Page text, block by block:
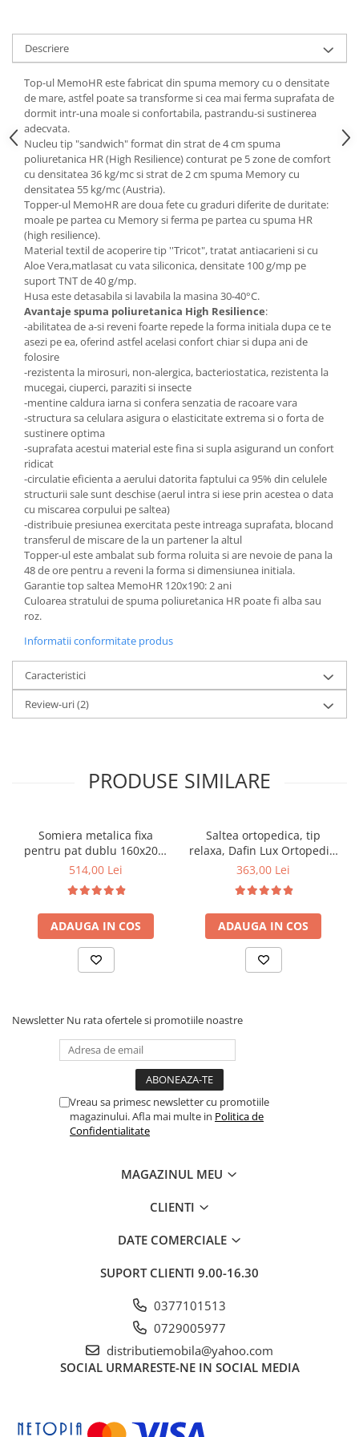
Scaune gradinita
Set mese si scaune gradinita
Mobilier copii
Mobila camera copii
Scaune birou pentru copii
Saltele patuturi copii
Paturi copii
Masa si scaune gradinita
Seturi comode living si dormitor
Descriere
Top-ul MemoHR este fabricat din spuma memory cu o densitate
de mare, astfel poate sa transforme si cea mai ferma suprafata de
dormit intr-una moale si confortabila, pastrandu-si sustinerea
adecvata.
Nucleu tip "sandwich" format din strat de 4 cm spuma
poliuretanica HR (High Resilience) conturat pe 5 zone de comfort
cu densitatea 36 kg/mc si strat de 2 cm spuma Memory cu
densitatea 55 kg/mc (Austria).
Topper-ul MemoHR are doua fete cu graduri diferite de duritate:
moale pe partea cu Memory si ferma pe partea cu spuma HR
(high resilience).
Material textil de acoperire tip ''Tricot", tratat antiacarieni si cu
Aloe Vera,matlasat cu vata siliconica, densitate 100 g/mp pe
suport TNT de 40 g/mp.
Husa este detasabila si lavabila la masina 30-40°C.
Avantaje spuma poliuretanica High Resilience:
-abilitatea de a-si reveni foarte repede la forma initiala dupa ce te
asezi pe ea, oferind astfel acelasi confort chiar si dupa ani de
folosire
-rezistenta la mirosuri, non-alergica, bacteriostatica, rezistenta la
mucegai, ciuperci, paraziti si insecte
-mentine caldura iarna si confera senzatia de racoare vara
-structura sa celulara asigura o elasticitate extrema si o forta de
sustinere optima
-suprafata acestui material este fina si supla asigurand un confort
ridicat
-circulatie eficienta a aerului datorita faptului ca 95% din celulele
structurii sale sunt deschise (aerul intra si iese prin acestea o data
cu miscarea corpului pe saltea)
-distribuie presiunea exercitata peste intreaga suprafata, blocand
transferul de miscare de la un partener la altul
Topper-ul este ambalat sub forma roluita si are nevoie de pana la
48 de ore pentru a reveni la forma si dimensiunea initiala.
Garantie top saltea MemoHR 120x190: 2 ani
Culoarea stratului de spuma poliuretanica HR poate fi alba sau
roz.
Informatii conformitate produs
Caracteristici
Review-uri(2)
PRODUSE SIMILARE
Somiera metalica fixa
pentru pat dublu 160x200,
6 picioare, 32 lamele lemn
saltea ferm, negru
514,00 Lei
ADAUGA IN COS
Saltea ortopedica, tip
relaxa, Dafin Lux Ortopedic,
90x200x21cm, fermitate
tip Bonell, fata vara-iarna,
sistem de aerisire cu
butoni, Salt Confort
363,00 Lei
ADAUGA IN COS
Newsletter Nu rata ofertele si promotiile noastre
Vreau sa primesc newsletter cu promotiile
magazinului. Afla mai multe in Politica de
Confidentialitate
MAGAZINUL MEU
CLIENTI
DATE COMERCIALE
SUPORT CLIENTI 9.00-16.30
0377101513
0729005977
distributiemobila@yahoo.com
SOCIAL URMARESTE-NE IN SOCIAL MEDIA